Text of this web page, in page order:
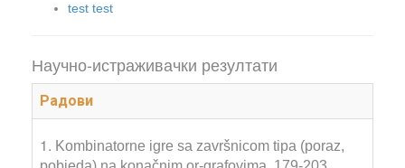
test test
Научно-истраживачки резултати
Радови
1. Kombinatorne igre sa završnicom tipa (poraz,